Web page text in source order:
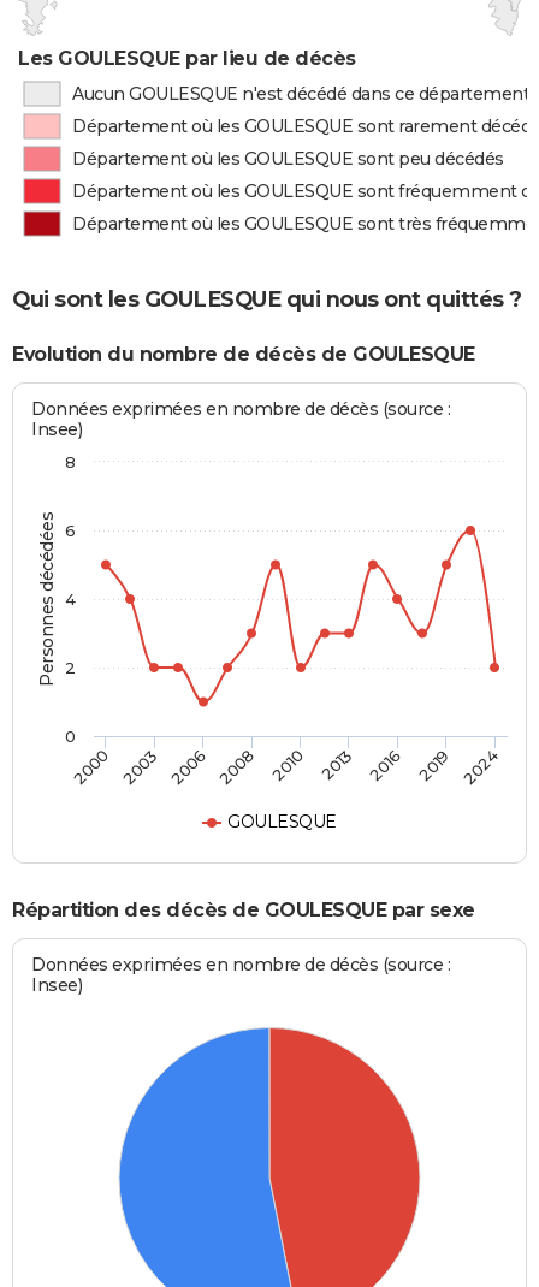
Les GOULESQUE par lieu de décès
Aucun GOULESQUE n'est décédé dans ce département
Département où les GOULESQUE sont rarement
Département où les GOULESQUE sont peu décédés
Département où les GOULESQUE sont fréquemment
Département où les GOULESQUE sont très
Qui sont les GOULESQUE qui nous ont quittés ?
Evolution du nombre de décès de GOULESQUE
Personnes décédées
Données exprimées en nombre de décès (source :
Insee)
GOULESQUE
2000 2003 2006 2008 2010 2013 2016 2019 2024
0
2
4
6
8
Répartition des décès de GOULESQUE par sexe
Données exprimées en nombre de décès (source :
Insee)